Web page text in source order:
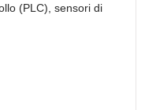
(PLC), sensori di